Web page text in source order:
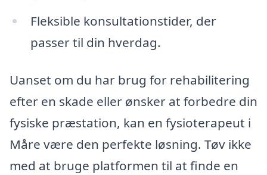
Fleksible konsultationstider, der
passer til din hverdag.
Uanset om du har brug for rehabilitering
efter en skade eller ønsker at forbedre din
fysiske præstation, kan en fysioterapeut i
Måre være den perfekte løsning. Tøv ikke
med at bruge platformen til at finde en